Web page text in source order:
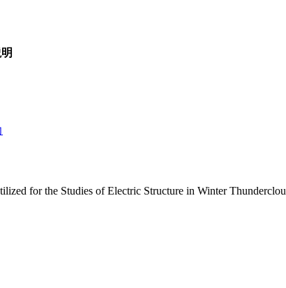
for the Studies of Electric Structure in Winter